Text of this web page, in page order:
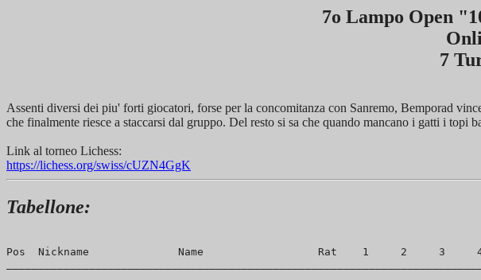
7o Lampo Open
7
Assenti diversi dei piu' forti giocatori, forse per la concomitanza con Sanremo, Bemporad
che finalmente riesce a staccarsi dal gruppo. Del resto si sa che quando mancano i gatti i topi
Link al torneo Lichess:
https://lichess.org/swiss/cUZN4GgK
Tabellone:
Pos  Nickname              Name                  Rat    1     2     3